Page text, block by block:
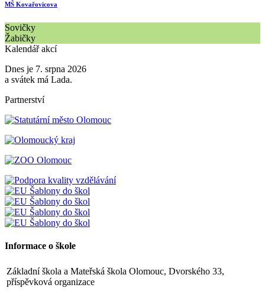
MŠ Kovařovicova
Sovičky
Žabičky
Kalendář akcí
Dnes je 7. srpna 2026
a svátek má Lada.
Partnerství
Informace o škole
Základní škola a Mateřská škola Olomouc, Dvorského 33,
příspěvková organizace